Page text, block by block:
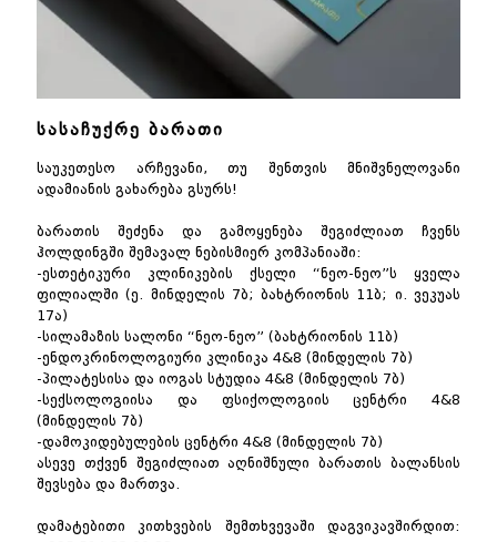
სასაჩუქრე ბარათი
საუკეთესო არჩევანი, თუ შენთვის მნიშვნელოვანი
ადამიანის გახარება გსურს!
ბარათის შეძენა და გამოყენება შეგიძლიათ ჩვენს
ჰოლდინგში შემავალ ნებისმიერ კომპანიაში:
-ესთეტიკური კლინიკების ქსელი “ნეო-ნეო”ს ყველა
ფილიალში (ე. მინდელის 7ბ; ბახტრიონის 11ბ; ი. ვეკუას
17ა)
-სილამაზის სალონი “ნეო-ნეო” (ბახტრიონის 11ბ)
-ენდოკრინოლოგიური კლინიკა 4&8 (მინდელის 7ბ)
-პილატესისა და იოგას სტუდია 4&8 (მინდელის 7ბ)
-სექსოლოგიისა და ფსიქოლოგიის ცენტრი 4&8
(მინდელის 7ბ)
-დამოკიდებულების ცენტრი 4&8 (მინდელის 7ბ)
ასევე თქვენ შეგიძლიათ აღნიშნული ბარათის ბალანსის
შევსება და მართვა.
დამატებითი კითხვების შემთხვევაში დაგვიკავშირდით: